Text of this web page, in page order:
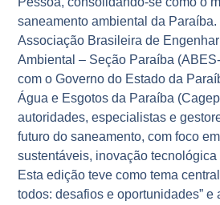
saneamento ambiental da
Associação Brasileira de
Ambiental – Seção Paraíba
com o Governo do Estado da
Água e Esgotos da Paraíba
autoridades, especialistas e
futuro do saneamento, com foco
sustentáveis, inovação
Esta edição teve como tema
todos: desafios e oportunidades” e